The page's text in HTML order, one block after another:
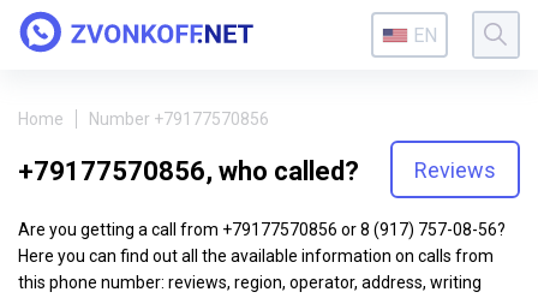
EN
Home Number +79177570856
+79177570856, who called? Reviews
Are you getting a call from +79177570856 or 8 (917) 757-08-56?
Here you can find out all the available information on calls from
this phone number: reviews, region, operator, address, writing